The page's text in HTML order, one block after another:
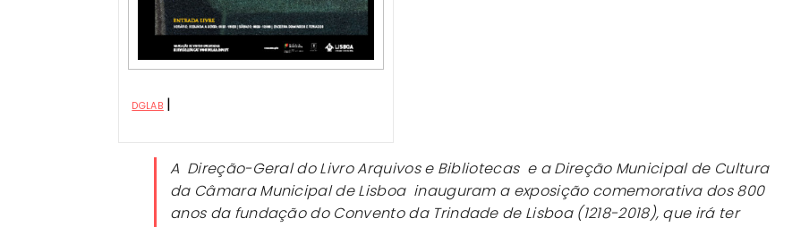
DGLAB |
A Direção-Geral do Livro Arquivos e Bibliotecas e a Direção Municipal de Cultura
da Câmara Municipal de Lisboa inauguram a exposição comemorativa dos 800
anos da fundação do Convento da Trindade de Lisboa (1218-2018), que irá ter